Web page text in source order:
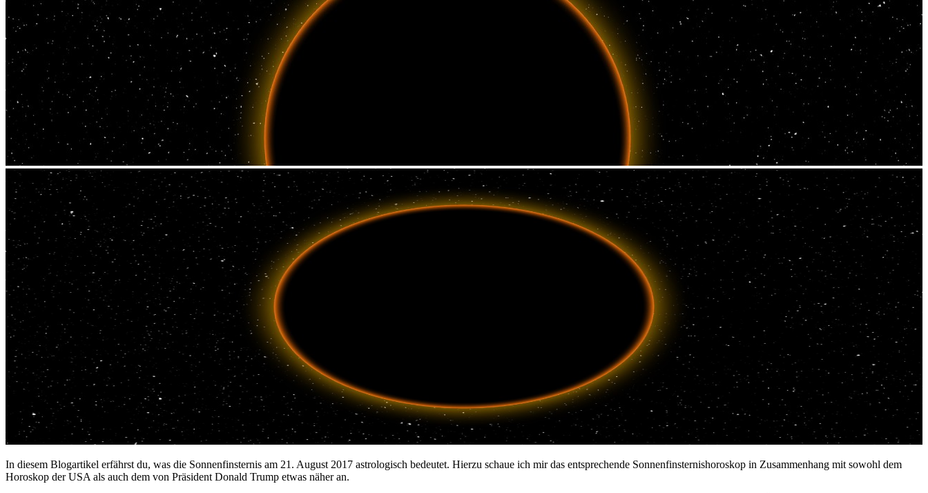
In diesem Blogartikel erfährst du, was die Sonnenfinsternis am 21. August 2017 astrologisch bedeutet. Hierzu schaue ich mir das entsprechende Sonnenfinsternishoroskop in Zusammenhang mit sowohl dem
Horoskop der USA als auch dem von Präsident Donald Trump etwas näher an.